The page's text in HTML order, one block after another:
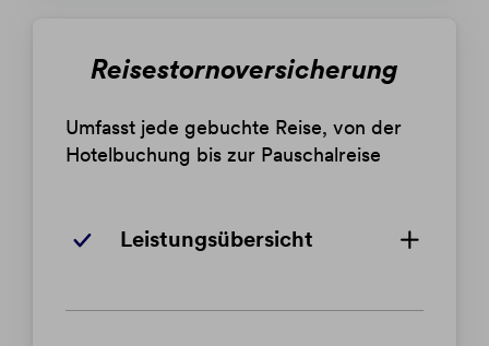
Reisestorno­versicherung
Umfasst jede gebuchte Reise, von der
Hotelbuchung bis zur Pauschalreise
Leistungsübersicht